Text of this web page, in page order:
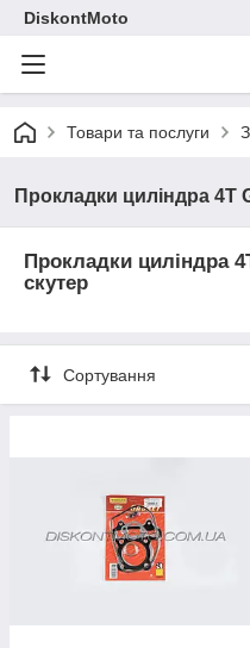
DiskontMoto
Товари та послуги
Прокладки циліндра 4Т
Прокладки циліндра
скутер
Сортування